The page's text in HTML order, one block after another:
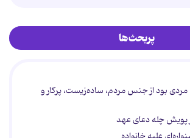
پربحث‌ها
بود از جنس مردم، ساده‌زیست، پرکار و
پویش چله دعای عهد